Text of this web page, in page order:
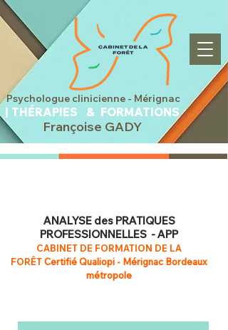
clinicienne - Mérignac
| THÉRAPIES &FORMATIONS
Françoise GADY
ANALYSE des PRATIQUES
PROFESSIONNELLES - APP
CABINET DE FORMATION DE LA
FORÊTCertifié Qualiopi - Mérignac Bordeaux
métropole